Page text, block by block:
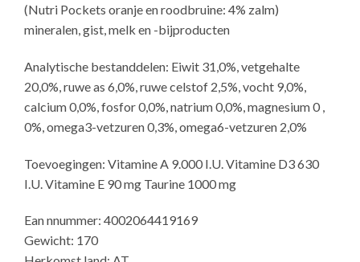
(Nutri Pockets oranje en roodbruine: 4% zalm)
mineralen, gist, melk en -bijproducten
Analytische bestanddelen: Eiwit 31,0%, vetgehalte
20,0%, ruwe as 6,0%, ruwe celstof 2,5%, vocht 9,0%,
calcium 0,0%, fosfor 0,0%, natrium 0,0%, magnesium 0 ,
0%, omega3-vetzuren 0,3%, omega6-vetzuren 2,0%
Toevoegingen: Vitamine A 9.000 I.U. Vitamine D3 630
I.U. Vitamine E 90 mg Taurine 1000 mg
Ean nnummer: 4002064419169
Gewicht: 170